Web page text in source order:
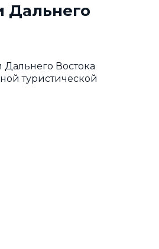
Дальнего
Востока
туристической